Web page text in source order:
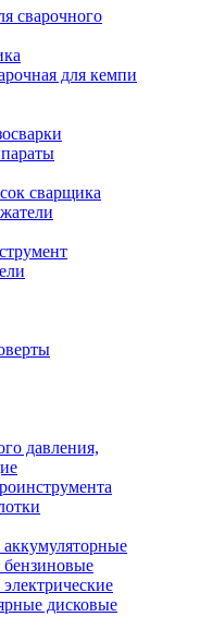
сварочного
для кемпи
сварщика
давления,
дисковые